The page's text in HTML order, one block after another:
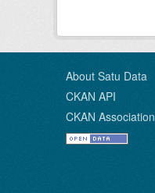
About Satu Data
CKAN API
CKAN Association